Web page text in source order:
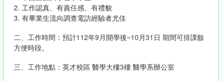
2. 工作認真、有責任感、有禮貌
3. 有畢業生流向調查電訪經驗者尤佳
二、工作時間：預計112年9月開學後~10月31日 期間可排課餘
方便時段。
三、工作地點：英才校區 醫學大樓3樓 醫學系辦公室